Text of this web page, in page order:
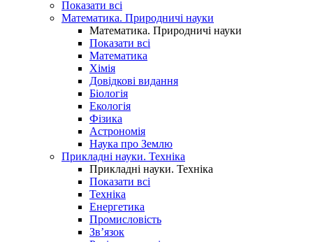
Показати всі
Математика. Природничі науки
Математика. Природничі науки
Показати всі
Математика
Хімія
Довідкові видання
Біологія
Екологія
Фізика
Астрономія
Наука про Землю
Прикладні науки. Техніка
Прикладні науки. Техніка
Показати всі
Техніка
Енергетика
Промисловість
Зв’язок